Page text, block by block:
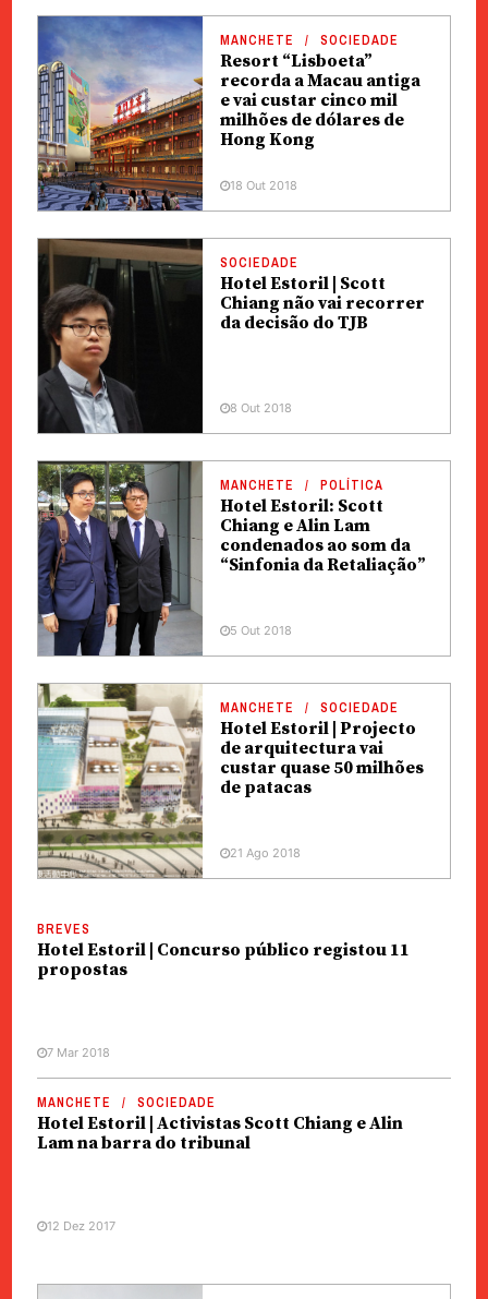
MANCHETE SOCIEDADE
Resort “Lisboeta”
recorda a Macau antiga
e vai custar cinco mil
milhões de dólares de
Hong Kong
18 Out 2018
SOCIEDADE
Hotel Estoril | Scott
Chiang não vai recorrer
da decisão do TJB
8 Out 2018
MANCHETE POLÍTICA
Hotel Estoril: Scott
Chiang e Alin Lam
condenados ao som da
“Sinfonia da Retaliação”
5 Out 2018
MANCHETE SOCIEDADE
Hotel Estoril | Projecto
de arquitectura vai
custar quase 50 milhões
de patacas
21 Ago 2018
BREVES
Hotel Estoril | Concurso público registou 11
propostas
7 Mar 2018
MANCHETE SOCIEDADE
Hotel Estoril | Activistas Scott Chiang e Alin
Lam na barra do tribunal
12 Dez 2017